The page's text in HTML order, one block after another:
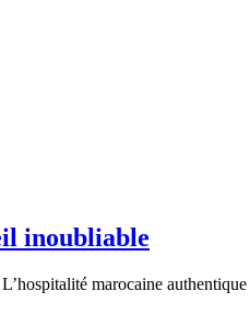
inoubliable
marocaine